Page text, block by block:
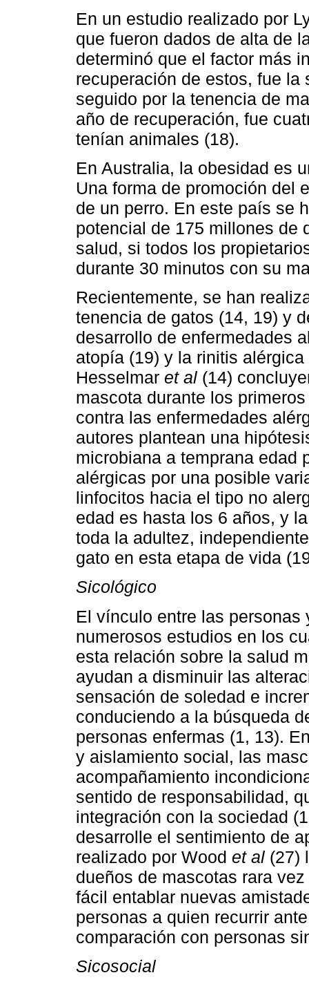
En un estudio realizado por
que fueron dados de alta de
determinó que el factor más
recuperación de estos, fue
seguido por la tenencia de
año de recuperación, fue
tenían animales (18).
En Australia, la obesidad es
Una forma de promoción del
de un perro. En este país se
potencial de 175 millones de
salud, si todos los
durante 30 minutos con su
Recientemente, se han
tenencia de gatos (14, 19) y
desarrollo de enfermedades
atopía (19) y la rinitis
Hesselmar et al (14)
mascota durante los
contra las enfermedades
autores plantean una
microbiana a temprana edad
alérgicas por una posible
linfocitos hacia el tipo no
edad es hasta los 6 años, y
toda la adultez,
gato en esta etapa de vida
Sicológico
El vínculo entre las
numerosos estudios en los
esta relación sobre la salud
ayudan a disminuir las
sensación de soledad e
conduciendo a la búsqueda
personas enfermas (1, 13).
y aislamiento social, las
acompañamiento
sentido de responsabilidad,
integración con la sociedad
desarrolle el sentimiento de
realizado por Wood et al (27)
dueños de mascotas rara
fácil entablar nuevas
personas a quien recurrir
comparación con personas
Sicosocial